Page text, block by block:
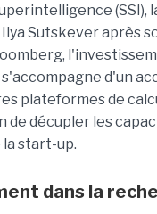
(SSI),
Sutskever après
d'un
plateformes de
de décupler les
start-up.
dans la